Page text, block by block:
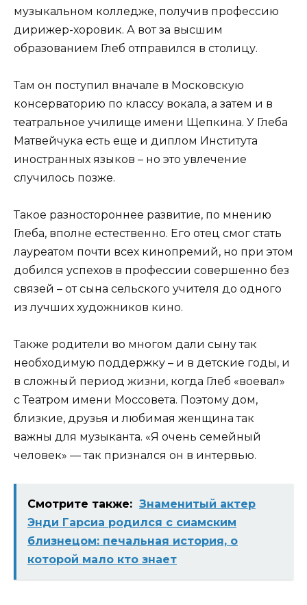
музыкальном колледже, получив профессию
дирижер-хоровик. А вот за высшим
образованием Глеб отправился в столицу.
Там он поступил вначале в Московскую
консерваторию по классу вокала, а затем и в
театральное училище имени Щепкина. У Глеба
Матвейчука есть еще и диплом Института
иностранных языков – но это увлечение
случилось позже.
Такое разностороннее развитие, по мнению
Глеба, вполне естественно. Его отец смог стать
лауреатом почти всех кинопремий, но при этом
добился успехов в профессии совершенно без
связей – от сына сельского учителя до одного
из лучших художников кино.
Также родители во многом дали сыну так
необходимую поддержку – и в детские годы, и
в сложный период жизни, когда Глеб «воевал»
с Театром имени Моссовета. Поэтому дом,
близкие, друзья и любимая женщина так
важны для музыканта. «Я очень семейный
человек» — так признался он в интервью.
Смотрите также: Знаменитый актер
Энди Гарсиа родился с сиамским
близнецом: печальная история, о
которой мало кто знает